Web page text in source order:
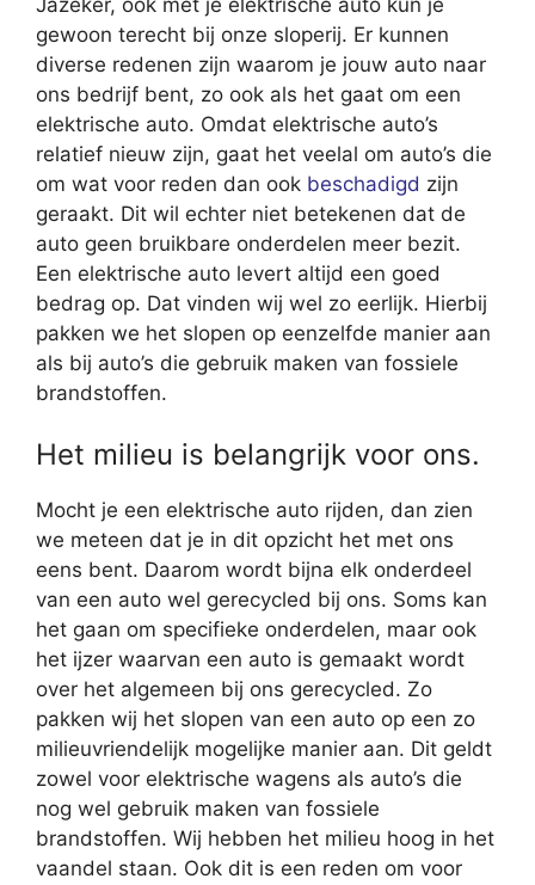
gewoon terecht bij onze sloperij. Er kunnen
diverse redenen zijn waarom je jouw auto naar
ons bedrijf bent, zo ook als het gaat om een
elektrische auto. Omdat elektrische auto’s
relatief nieuw zijn, gaat het veelal om auto’s die
om wat voor reden dan ook beschadigd zijn
geraakt. Dit wil echter niet betekenen dat de
auto geen bruikbare onderdelen meer bezit.
Een elektrische auto levert altijd een goed
bedrag op. Dat vinden wij wel zo eerlijk. Hierbij
pakken we het slopen op eenzelfde manier aan
als bij auto’s die gebruik maken van fossiele
brandstoffen.
Het milieu is belangrijk voor ons.
Mocht je een elektrische auto rijden, dan zien
we meteen dat je in dit opzicht het met ons
eens bent. Daarom wordt bijna elk onderdeel
van een auto wel gerecycled bij ons. Soms kan
het gaan om specifieke onderdelen, maar ook
het ijzer waarvan een auto is gemaakt wordt
over het algemeen bij ons gerecycled. Zo
pakken wij het slopen van een auto op een zo
milieuvriendelijk mogelijke manier aan. Dit geldt
zowel voor elektrische wagens als auto’s die
nog wel gebruik maken van fossiele
brandstoffen. Wij hebben het milieu hoog in het
vaandel staan. Ook dit is een reden om voor